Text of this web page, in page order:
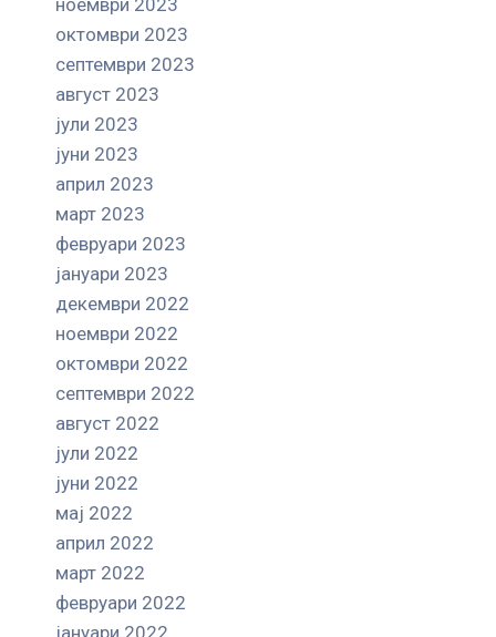
октомври 2023
септември 2023
август 2023
јули 2023
јуни 2023
април 2023
март 2023
февруари 2023
јануари 2023
декември 2022
ноември 2022
октомври 2022
септември 2022
август 2022
јули 2022
јуни 2022
мај 2022
април 2022
март 2022
февруари 2022
јануари 2022